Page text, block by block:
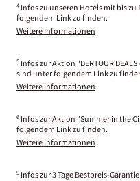
4 Infos zu unseren Hotels mit bis
folgendem Link zu finden.
Weitere Informationen
5 Infos zur Aktion "DERTOUR
sind unter folgendem Link zu
Weitere Informationen
6 Infos zur Aktion "Summer in the
folgendem Link zu finden.
Weitere Informationen
9 Infos zur 3 Tage Bestpreis-